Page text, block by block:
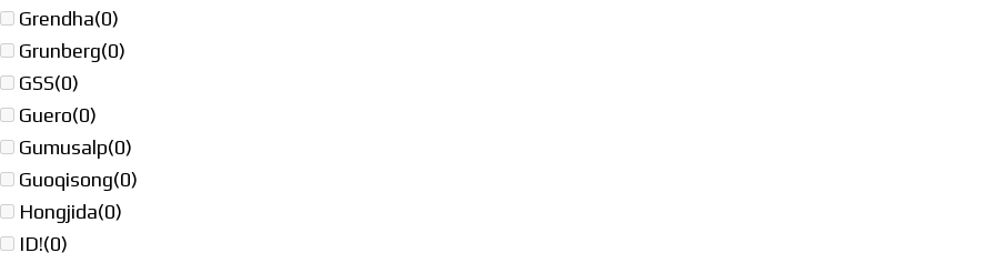
Grendha(0)
Grunberg(0)
GSS(0)
Guero(0)
Gumusalp(0)
Guoqisong(0)
Hongjida(0)
ID!(0)